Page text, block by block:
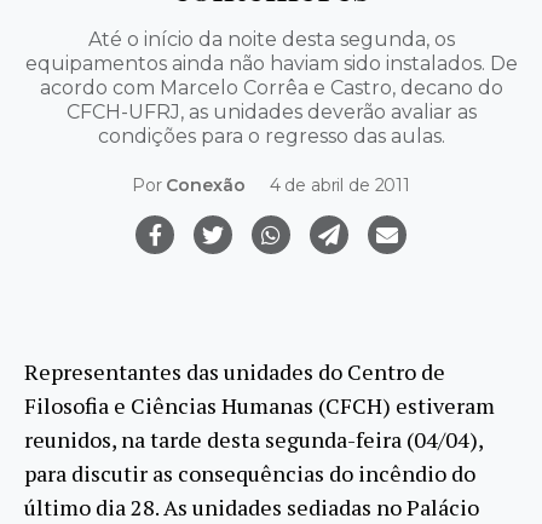
Até o início da noite desta segunda, os
equipamentos ainda não haviam sido instalados. De
acordo com Marcelo Corrêa e Castro, decano do
CFCH-UFRJ, as unidades deverão avaliar as
condições para o regresso das aulas.
Por Conexão 4 de abril de 2011
Representantes das unidades do Centro de
Filosofia e Ciências Humanas (CFCH) estiveram
reunidos, na tarde desta segunda-feira (04/04),
para discutir as consequências do incêndio do
último dia 28. As unidades sediadas no Palácio